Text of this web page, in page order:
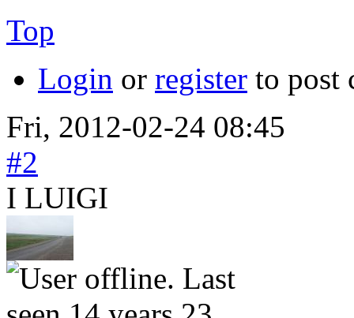
Top
Login or register to post
Fri, 2012-02-24 08:45
#2
I LUIGI